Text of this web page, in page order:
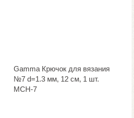
Gamma Крючок для вязания
№7 d=1.3 мм, 12 см, 1 шт.
MCH-7